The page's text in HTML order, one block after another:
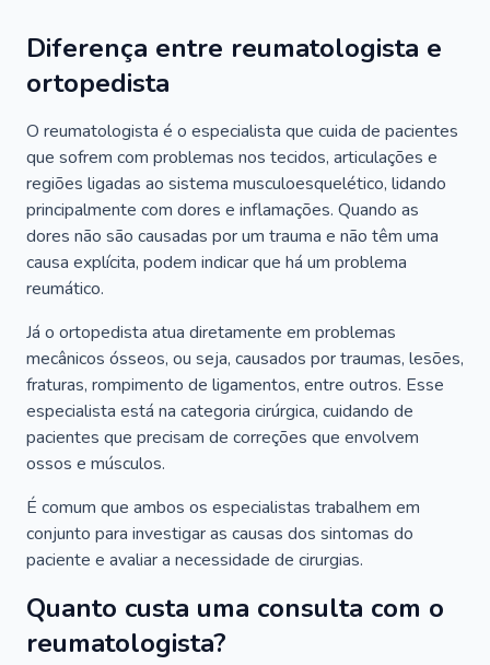
Diferença entre reumatologista e
ortopedista
O reumatologista é o especialista que cuida de pacientes
que sofrem com problemas nos tecidos, articulações e
regiões ligadas ao sistema musculoesquelético, lidando
principalmente com dores e inflamações. Quando as
dores não são causadas por um trauma e não têm uma
causa explícita, podem indicar que há um problema
reumático.
Já o ortopedista atua diretamente em problemas
mecânicos ósseos, ou seja, causados por traumas, lesões,
fraturas, rompimento de ligamentos, entre outros. Esse
especialista está na categoria cirúrgica, cuidando de
pacientes que precisam de correções que envolvem
ossos e músculos.
É comum que ambos os especialistas trabalhem em
conjunto para investigar as causas dos sintomas do
paciente e avaliar a necessidade de cirurgias.
Quanto custa uma consulta com o
reumatologista?